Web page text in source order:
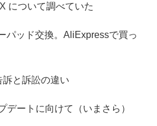
について調べていた
パッド交換。AliExpressで買っ
と訴訟の違い
デートに向けて（いまさら）